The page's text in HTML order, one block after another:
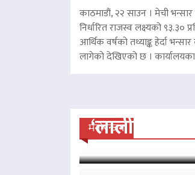
काठमाडौं, २२ साउन । मेची
निर्धारित राजस्व लक्ष्यको
आर्थिक वर्षको तथ्याङ्क हेर्दा
लागेको देखिएको छ ।
मनोरन्जन